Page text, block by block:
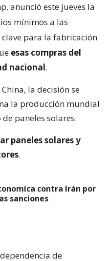
anunció este jueves la
mínimos a las
para la fabricación
esas compras del
nacional.
la decisión se
la producción mundial
paneles solares.
paneles solares y
.
contra Irán por
sanciones
de